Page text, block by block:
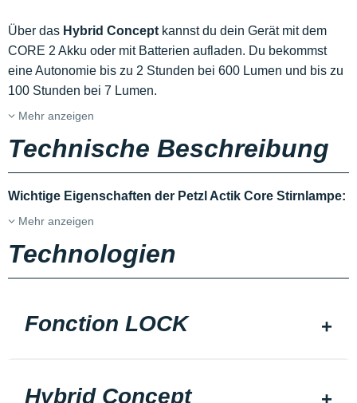
Über das Hybrid Concept kannst du dein Gerät mit dem
CORE 2 Akku oder mit Batterien aufladen. Du bekommst
eine Autonomie bis zu 2 Stunden bei 600 Lumen und bis zu
100 Stunden bei 7 Lumen.
Mehr anzeigen
Technische Beschreibung
Wichtige Eigenschaften der Petzl Actik Core Stirnlampe:
Mehr anzeigen
Technologien
Fonction LOCK
Hybrid Concept